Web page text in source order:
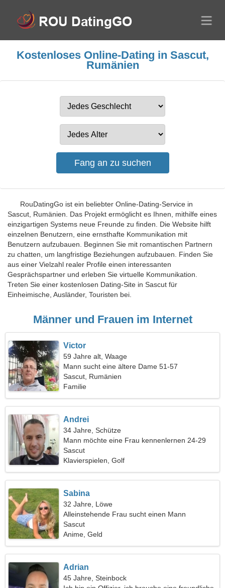
Kostenloses Online-Dating in Sascut,
Rumänien
RouDatingGo ist ein beliebter Online-Dating-Service in
Sascut, Rumänien. Das Projekt ermöglicht es Ihnen, mithilfe eines
einzigartigen Systems neue Freunde zu finden. Die Website hilft
einzelnen Benutzern, eine ernsthafte Kommunikation mit
Benutzern aufzubauen. Beginnen Sie mit romantischen Partnern
zu chatten, um langfristige Beziehungen aufzubauen. Finden Sie
aus einer Vielzahl realer Profile einen interessanten
Gesprächspartner und erleben Sie virtuelle Kommunikation.
Treten Sie einer kostenlosen Dating-Site in Sascut für
Einheimische, Ausländer, Touristen bei.
Männer und Frauen im Internet
Victor
59 Jahre alt, Waage
Mann sucht eine ältere Dame 51-57
Sascut, Rumänien
Familie
Andrei
34 Jahre, Schütze
Mann möchte eine Frau kennenlernen 24-29
Sascut
Klavierspielen, Golf
Sabina
32 Jahre, Löwe
Alleinstehende Frau sucht einen Mann
Sascut
Anime, Geld
Adrian
45 Jahre, Steinbock